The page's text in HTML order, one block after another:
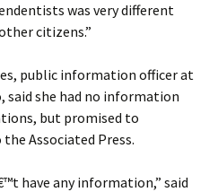
was very different
citizens.”
public information officer at
said she had no information
but promised to
Associated Press.
have any information,” said